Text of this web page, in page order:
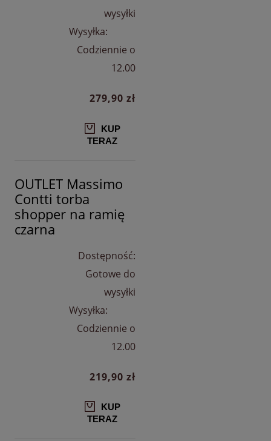
wysyłki
Wysyłka:
Codziennie o
12.00
279,90 zł
KUP
TERAZ
OUTLET Massimo
Contti torba
shopper na ramię
czarna
Dostępność:
Gotowe do
wysyłki
Wysyłka:
Codziennie o
12.00
219,90 zł
KUP
TERAZ